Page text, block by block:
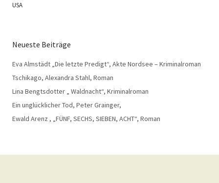
USA
Neueste Beiträge
Eva Almstädt „Die letzte Predigt“, Akte Nordsee – Kriminalroman
Tschikago, Alexandra Stahl, Roman
Lina Bengtsdotter „ Waldnacht“, Kriminalroman
Ein unglücklicher Tod, Peter Grainger,
Ewald Arenz , „FÜNF, SECHS, SIEBEN, ACHT“, Roman